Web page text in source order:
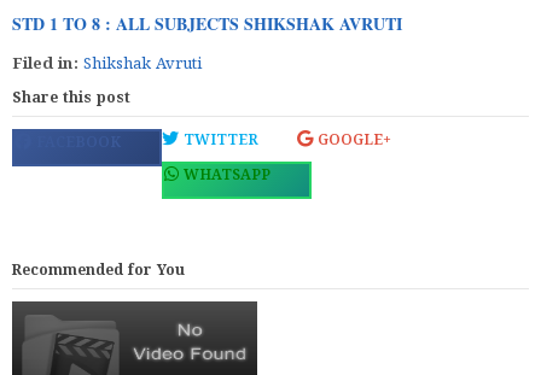
STD 1 TO 8 : ALL SUBJECTS SHIKSHAK AVRUTI
Filed in: Shikshak Avruti
Share this post
FACEBOOK TWITTER
GOOGLE+
WHATSAPP
Recommended for You